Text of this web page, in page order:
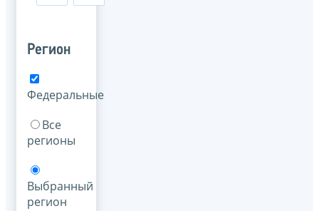
Регион
Федеральные
Все
регионы
Выбранный
регион